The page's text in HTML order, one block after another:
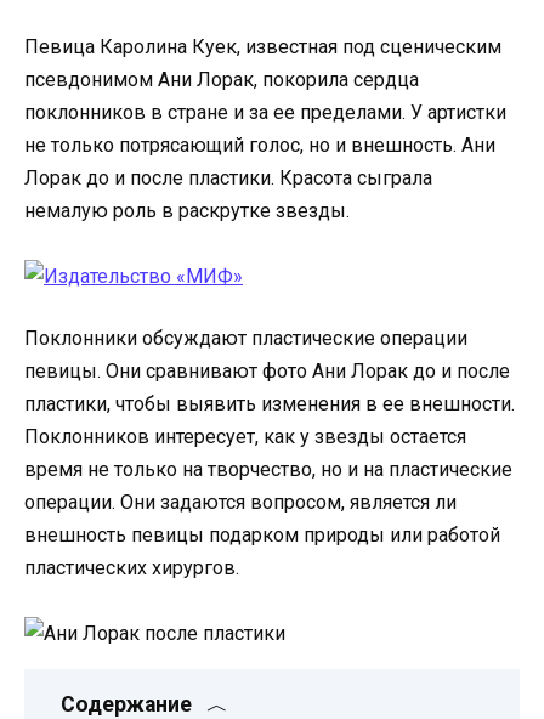
Певица Каролина Куек, известная под сценическим
псевдонимом Ани Лорак, покорила сердца
поклонников в стране и за ее пределами. У артистки
не только потрясающий голос, но и внешность. Ани
Лорак до и после пластики. Красота сыграла
немалую роль в раскрутке звезды.
Поклонники обсуждают пластические операции
певицы. Они сравнивают фото Ани Лорак до и после
пластики, чтобы выявить изменения в ее внешности.
Поклонников интересует, как у звезды остается
время не только на творчество, но и на пластические
операции. Они задаются вопросом, является ли
внешность певицы подарком природы или работой
пластических хирургов.
Содержание